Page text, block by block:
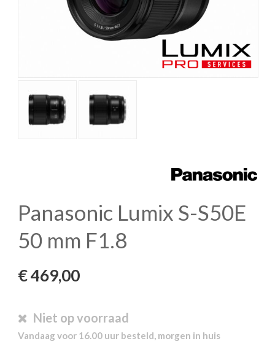
Panasonic Lumix S-S50E
50 mm F1.8
€469,00
Niet op voorraad
Vandaag voor 16.00 uur besteld, morgen in huis